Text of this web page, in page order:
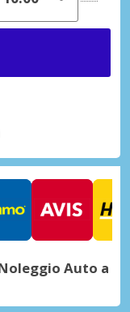
Auto a